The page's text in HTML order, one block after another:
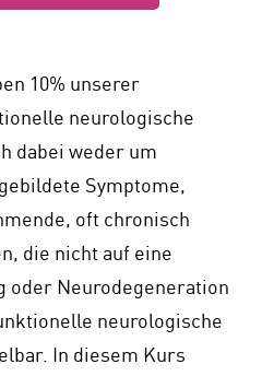
10% unserer
neurologische
dabei weder um
Symptome,
oft chronisch
die nicht auf eine
oder Neurodegeneration
neurologische
In diesem Kurs